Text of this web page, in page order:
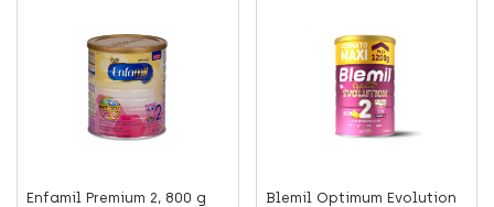
Enfamil Premium 2, 800 g
Blemil Optimum Evolution